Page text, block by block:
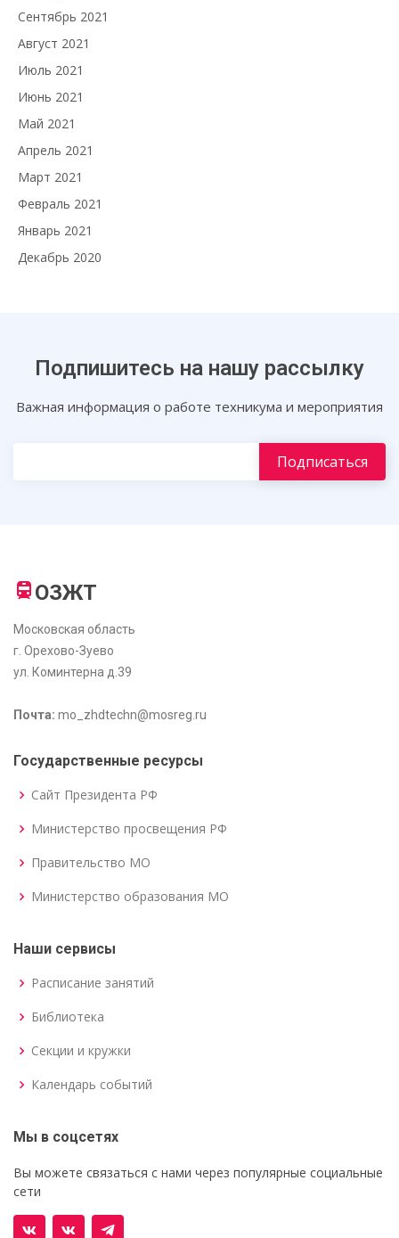
Сентябрь 2021
Август 2021
Июль 2021
Июнь 2021
Май 2021
Апрель 2021
Март 2021
Февраль 2021
Январь 2021
Декабрь 2020
Подпишитесь на нашу рассылку
Важная информация о работе техникума и мероприятия
ОЗЖТ
Московская область
г. Орехово-Зуево
ул. Коминтерна д.39
Почта: mo_zhdtechn@mosreg.ru
Государственные ресурсы
Сайт Президента РФ
Министерство просвещения РФ
Правительство МО
Министерство образования МО
Наши сервисы
Расписание занятий
Библиотека
Секции и кружки
Календарь событий
Мы в соцсетях
Вы можете связаться с нами через популярные социальные
сети